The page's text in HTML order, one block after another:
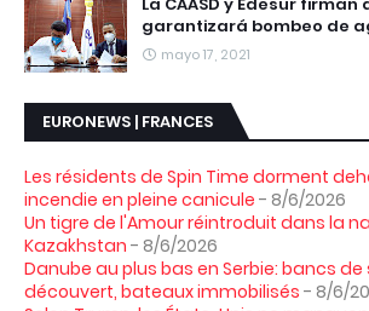
La CAASD y Edesur
garantizará bombeo de
mayo 17, 2021
EURONEWS | FRANCES
Les résidents de Spin Time dorment
incendie en pleine canicule - 8/6/2026
Un tigre de l'Amour réintroduit dans la
Kazakhstan - 8/6/2026
Danube au plus bas en Serbie: bancs de
découvert, bateaux immobilisés - 8/6/